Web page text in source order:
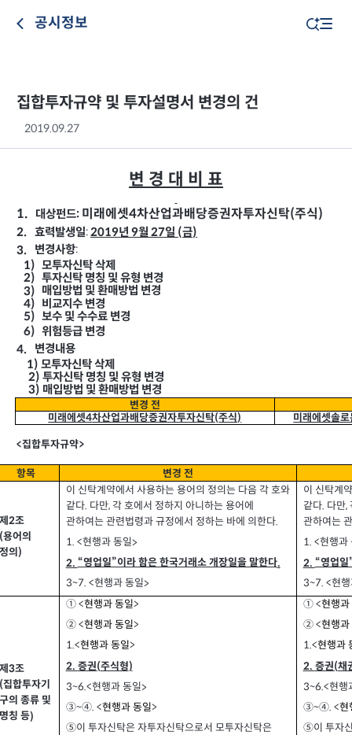
공시정보
집합투자규약 및 투자설명서 변경의 건
2019.09.27
변 경 대 비 표
1. 대상펀드: 미래에셋4차산업과배당증권자투자신탁(주식)
2. 효력발생일:2019년 9월 27일 (금)
3.
변경사항:
1) 모투자신탁 삭제
2) 투자신탁 명칭 및 유형 변경
3) 매입방법 및 환매방법 변경
4) 비교지수 변경
5) 보수 및 수수료 변경
6) 위험등급 변경
4.
변경내용
1)모투자신탁 삭제
2) 투자신탁 명칭 및 유형 변경
3) 매입방법 및 환매방법 변경
변경 전
미래에셋4차산업과배당증권자투자신탁(주식) 미래에셋솔
<집합투자규약>
항목 변경 전
2조
용어의
의 )
이 신탁계약에서 사용하는 용어의 정의는 다음 각 호와
같다. 다만,각 호에서 정하지 아니하는 용어에
관하여는 관련법령과 규정에서 정하는 바에 의한다.
1. <현행과 동일>
2. “영업일”이라 함은 한국거래소 개장일을 말한다.
3~7. <현행과 동일>
이 신탁계
같다. 다만,
관하여는
1. <현행과
2. “영업일
3~7. <현
3조
집합투자기
의 종류 및
칭 등)
① <현행과 동일>
② <현행과 동일>
1.<현행과 동일>
2. 증권(주식형)
3~6.<현행과 동일>
③~④. <현행과 동일>
⑤이 투자신탁은 자투자신탁으로서 모투자신탁은
① <현행과
② <현행과
1.<현행과
2. 증권(채
3~6.<현행
③~④. <현
⑤이 투자